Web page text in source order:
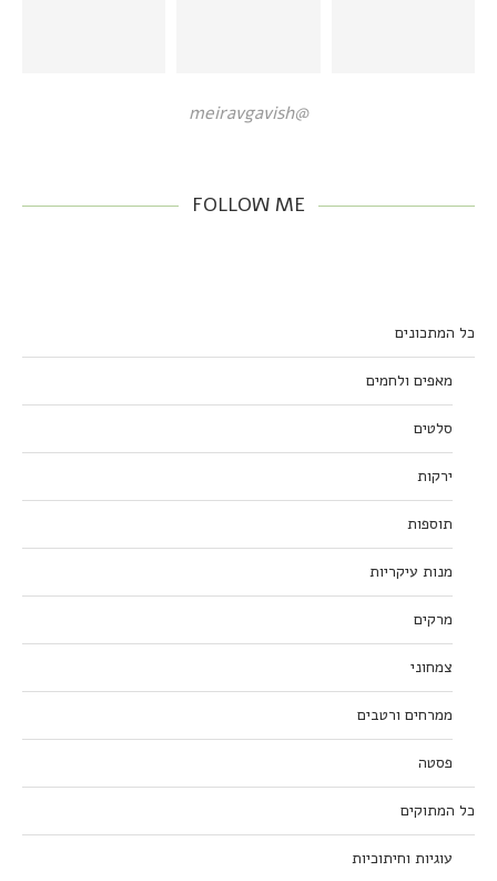
@meiravgavish
FOLLOW ME
כל המתכונים
מאפים ולחמים
סלטים
ירקות
תוספות
מנות עיקריות
מרקים
צמחוני
ממרחים ורטבים
פסטה
כל המתוקים
עוגיות וחיתוכיות